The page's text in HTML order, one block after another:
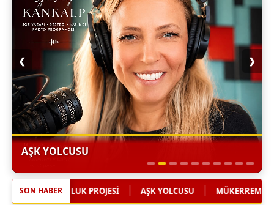
AŞK YOLCUSU
❮ ❯
SON HABER
AŞK YOLCUSU | MÜKERREM MÜGE ONAYDIN'DAN SAĞLIKTA SES